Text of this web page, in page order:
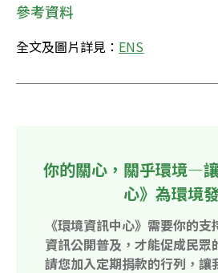
參考資料
全文及圖片詳見： ENS
你的關心，關乎環境—
心》為環境
《環境資訊中心》需要你的
資訊公開普及，才能促成民眾
請您加入定期捐款的行列，讓